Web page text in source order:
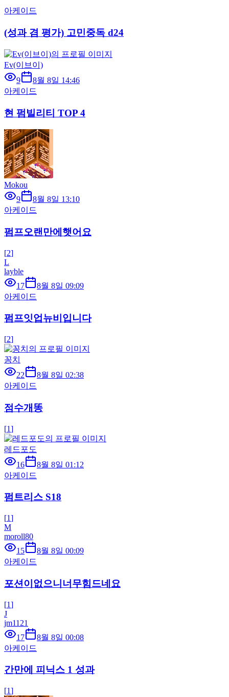
아케이드
(성과 겸 평가) 고민중독 d24
Ev(이브이)
9
8월 8일 14:46
아케이드
현 펌빌리티 TOP 4
Mokou
9
8월 8일 13:10
아케이드
펌프오랜만에햇어요
[2]
L
layble
17
8월 8일 09:09
아케이드
펌프잇업뉴비입니다
[2]
꽁치
22
8월 8일 02:38
아케이드
점수개똥
[1]
레드포도
16
8월 8일 01:12
아케이드
펌트리스 S18
[1]
M
moroll80
15
8월 8일 00:09
아케이드
포션이없으니너무힘드네요
[1]
J
jm1121
17
8월 8일 00:08
아케이드
간만에 피닉스 1 성과
[1]